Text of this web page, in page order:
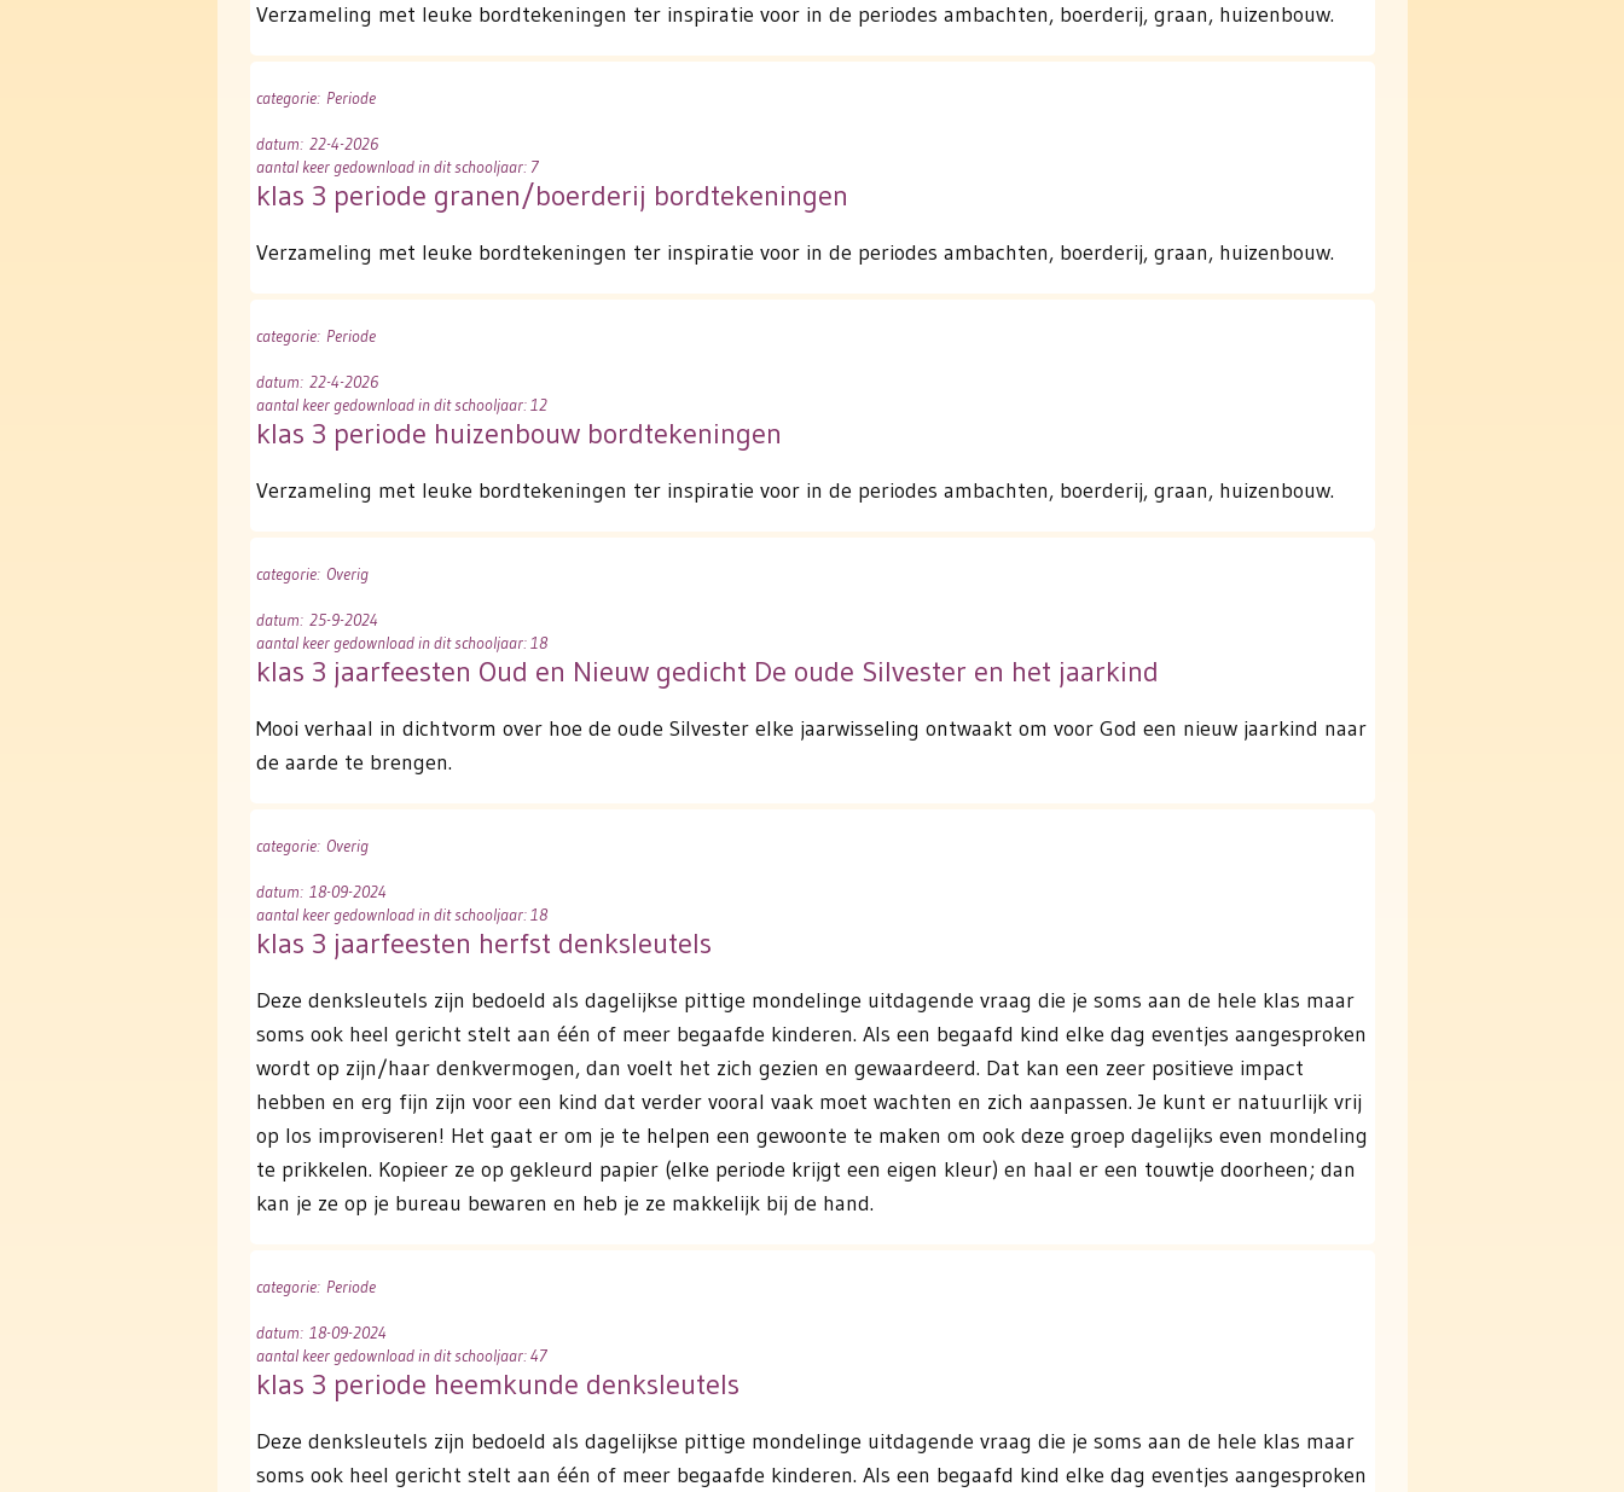
Verzameling met leuke bordtekeningen ter inspiratie voor in de periodes ambachten, boerderij, graan, huizenbouw.
categorie: Periode
datum: 22-4-2026
aantal keer gedownload in dit schooljaar: 7
klas 3 periode granen/boerderij bordtekeningen
Verzameling met leuke bordtekeningen ter inspiratie voor in de periodes ambachten, boerderij, graan, huizenbouw.
categorie: Periode
datum: 22-4-2026
aantal keer gedownload in dit schooljaar: 12
klas 3 periode huizenbouw bordtekeningen
Verzameling met leuke bordtekeningen ter inspiratie voor in de periodes ambachten, boerderij, graan, huizenbouw.
categorie: Overig
datum: 25-9-2024
aantal keer gedownload in dit schooljaar: 18
klas 3 jaarfeesten Oud en Nieuw gedicht De oude Silvester en het jaarkind
Mooi verhaal in dichtvorm over hoe de oude Silvester elke jaarwisseling ontwaakt om voor God een nieuw jaarkind naar
de aarde te brengen.
categorie: Overig
datum: 18-09-2024
aantal keer gedownload in dit schooljaar: 18
klas 3 jaarfeesten herfst denksleutels
Deze denksleutels zijn bedoeld als dagelijkse pittige mondelinge uitdagende vraag die je soms aan de hele klas maar
soms ook heel gericht stelt aan één of meer begaafde kinderen. Als een begaafd kind elke dag eventjes aangesproken
wordt op zijn/haar denkvermogen, dan voelt het zich gezien en gewaardeerd. Dat kan een zeer positieve impact
hebben en erg fijn zijn voor een kind dat verder vooral vaak moet wachten en zich aanpassen. Je kunt er natuurlijk vrij
op los improviseren! Het gaat er om je te helpen een gewoonte te maken om ook deze groep dagelijks even mondeling
te prikkelen. Kopieer ze op gekleurd papier (elke periode krijgt een eigen kleur) en haal er een touwtje doorheen; dan
kan je ze op je bureau bewaren en heb je ze makkelijk bij de hand.
categorie: Periode
datum: 18-09-2024
aantal keer gedownload in dit schooljaar: 47
klas 3 periode heemkunde denksleutels
Deze denksleutels zijn bedoeld als dagelijkse pittige mondelinge uitdagende vraag die je soms aan de hele klas maar
soms ook heel gericht stelt aan één of meer begaafde kinderen. Als een begaafd kind elke dag eventjes aangesproken